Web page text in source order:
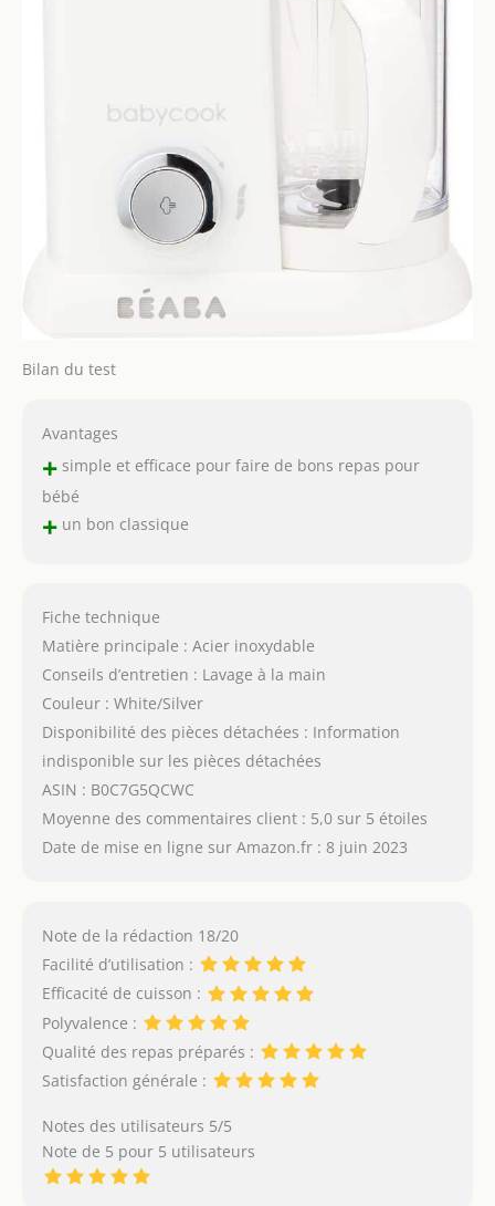
Bilan du test
Avantages
+simple et efficace pour faire de bons repas pour
bébé
+un bon classique
Fiche technique
Matière principale : Acier inoxydable
Conseils d’entretien : Lavage à la main
Couleur : White/Silver
Disponibilité des pièces détachées : Information
indisponible sur les pièces détachées
ASIN : B0C7G5QCWC
Moyenne des commentaires client : 5,0 sur 5 étoiles
Date de mise en ligne sur Amazon.fr : 8 juin 2023
Note de la rédaction 18/20
Facilité d’utilisation :
Efficacité de cuisson :
Polyvalence :
Qualité des repas préparés :
Satisfaction générale :
Notes des utilisateurs 5/5
Note de 5 pour 5 utilisateurs